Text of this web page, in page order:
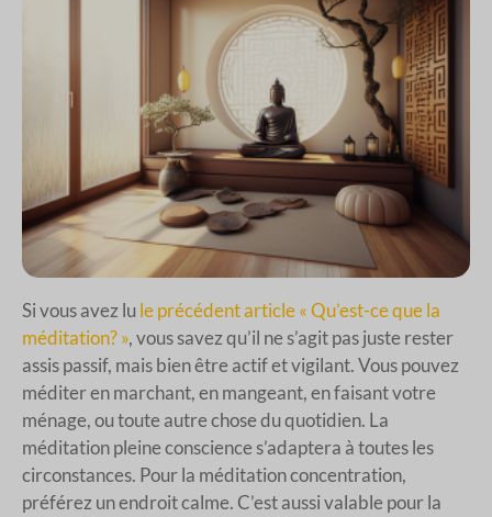
Si vous avez lu le précédent article « Qu’est-ce que la
méditation? », vous savez qu’il ne s’agit pas juste rester
assis passif, mais bien être actif et vigilant. Vous pouvez
méditer en marchant, en mangeant, en faisant votre
ménage, ou toute autre chose du quotidien. La
méditation pleine conscience s’adaptera à toutes les
circonstances. Pour la méditation concentration,
préférez un endroit calme. C’est aussi valable pour la